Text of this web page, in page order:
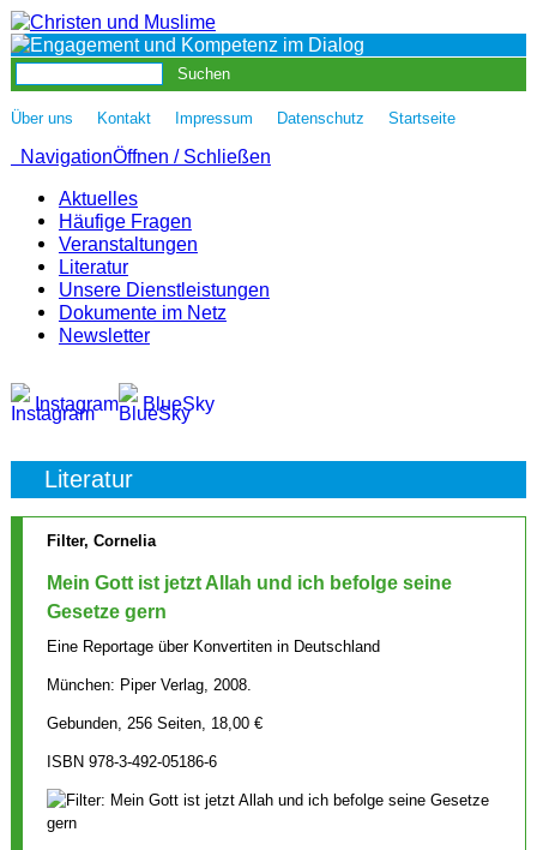
Über uns Kontakt| Impressum Datenschutz Startseite
NavigationÖffnen / Schließen
Aktuelles
Häufige Fragen
Veranstaltungen
Literatur
Unsere Dienstleistungen
Dokumente im Netz
Newsletter
Instagram BlueSky
Literatur
Filter, Cornelia
Mein Gott ist jetzt Allah und ich befolge seine
Gesetze gern
Eine Reportage über Konvertiten in Deutschland
München: Piper Verlag, 2008.
Gebunden, 256 Seiten, 18,00 €
ISBN 978-3-492-05186-6